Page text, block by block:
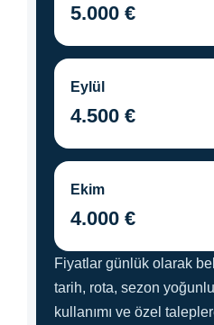
5.000 €
Eylül
4.500 €
Ekim
4.000 €
Fiyatlar günlük olarak
tarih, rota, sezon
kullanımı ve özel